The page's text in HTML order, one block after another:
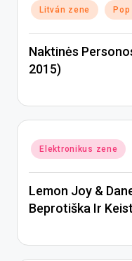
Posted
in
Litván zene
Naktinės
2015)
Posted
in
Elektronikus zene
Lemon Joy &
Beprotiška Ir